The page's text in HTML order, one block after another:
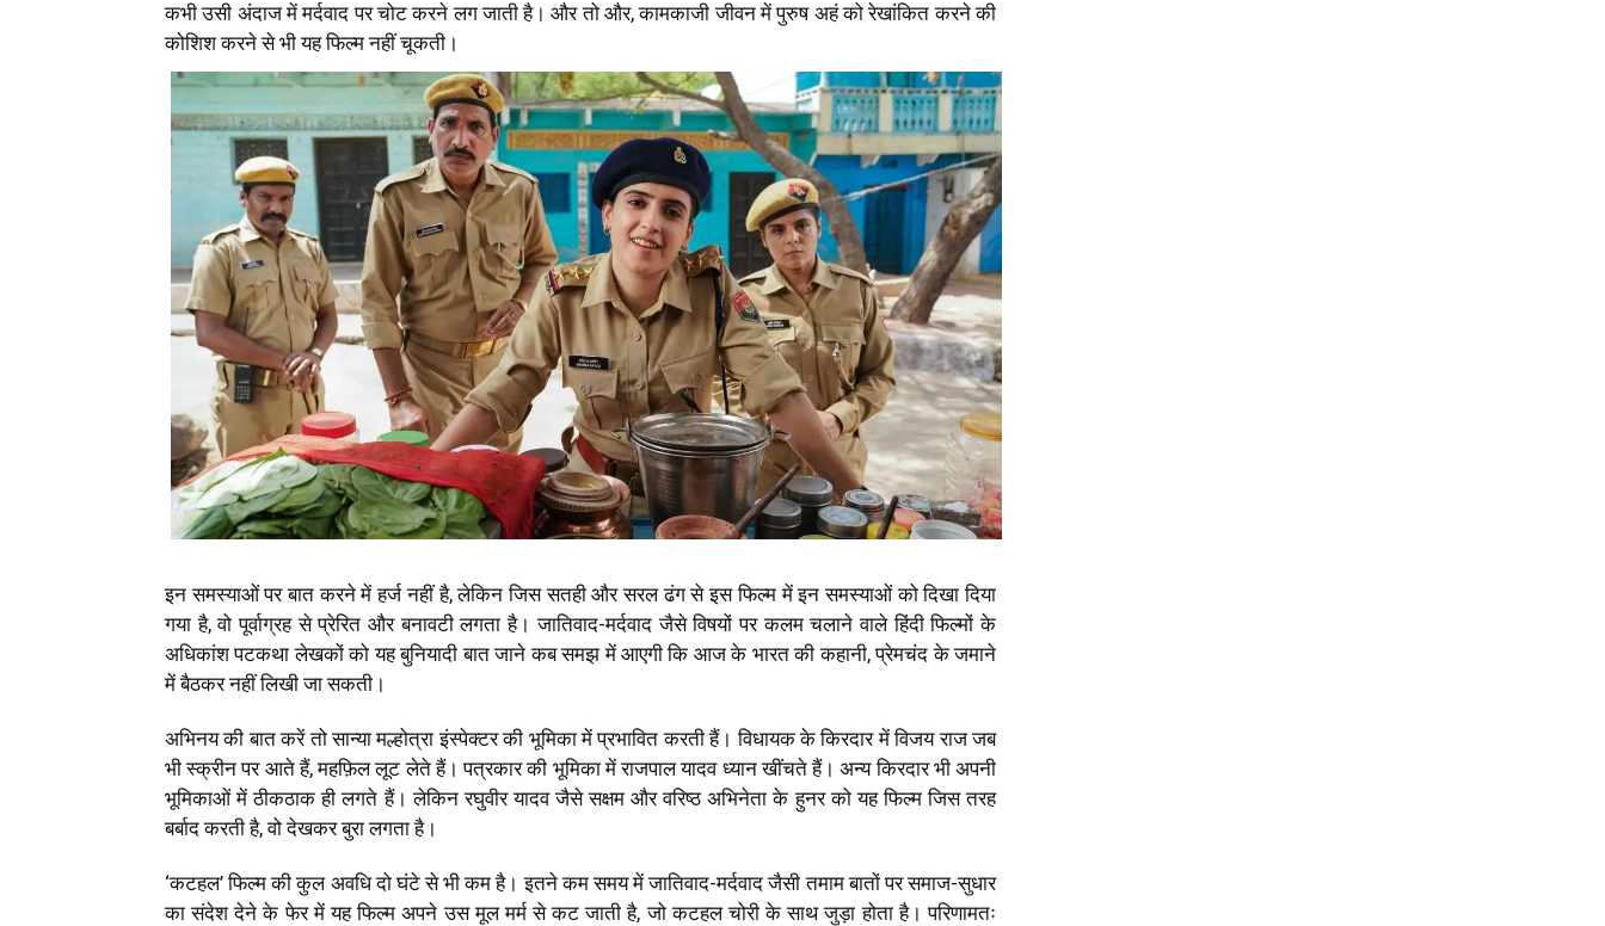
कभी उसी अंदाज में मर्दवाद पर चोट करने लग जाती है। और तो और, कामकाजी जीवन में पुरुष अहं को रेखांकित करने की
कोशिश करने से भी यह फिल्म नहीं चूकती।
इन समस्याओं पर बात करने में हर्ज नहीं है, लेकिन जिस सतही और सरल ढंग से इस फिल्म में इन समस्याओं को दिखा दिया
गया है, वो पूर्वाग्रह से प्रेरित और बनावटी लगता है। जातिवाद-मर्दवाद जैसे विषयों पर कलम चलाने वाले हिंदी फिल्मों के
अधिकांश पटकथा लेखकों को यह बुनियादी बात जाने कब समझ में आएगी कि आज के भारत की कहानी, प्रेमचंद के जमाने
में बैठकर नहीं लिखी जा सकती।
अभिनय की बात करें तो सान्या मल्होत्रा इंस्पेक्टर की भूमिका में प्रभावित करती हैं। विधायक के किरदार में विजय राज जब
भी स्क्रीन पर आते हैं, महफ़िल लूट लेते हैं। पत्रकार की भूमिका में राजपाल यादव ध्यान खींचते हैं। अन्य किरदार भी अपनी
भूमिकाओं में ठीकठाक ही लगते हैं। लेकिन रघुवीर यादव जैसे सक्षम और वरिष्ठ अभिनेता के हुनर को यह फिल्म जिस तरह
बर्बाद करती है, वो देखकर बुरा लगता है।
‘कटहल’ फिल्म की कुल अवधि दो घंटे से भी कम है। इतने कम समय में जातिवाद-मर्दवाद जैसी तमाम बातों पर समाज-सुधार
का संदेश देने के फेर में यह फिल्म अपने उस मूल मर्म से कट जाती है, जो कटहल चोरी के साथ जुड़ा होता है। परिणामतः